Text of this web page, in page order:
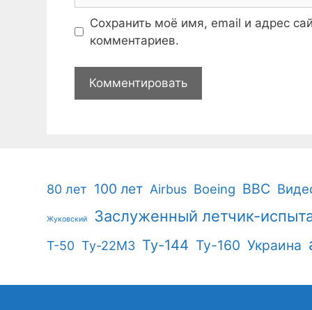
Сохранить моё имя, email и адрес
комментариев.
80 лет 100 лет Airbus Boeing ВВС
Жуковский Заслуженный летчик-
Т-50 Ту-22М3 Ту-144 Ту-160 Украина